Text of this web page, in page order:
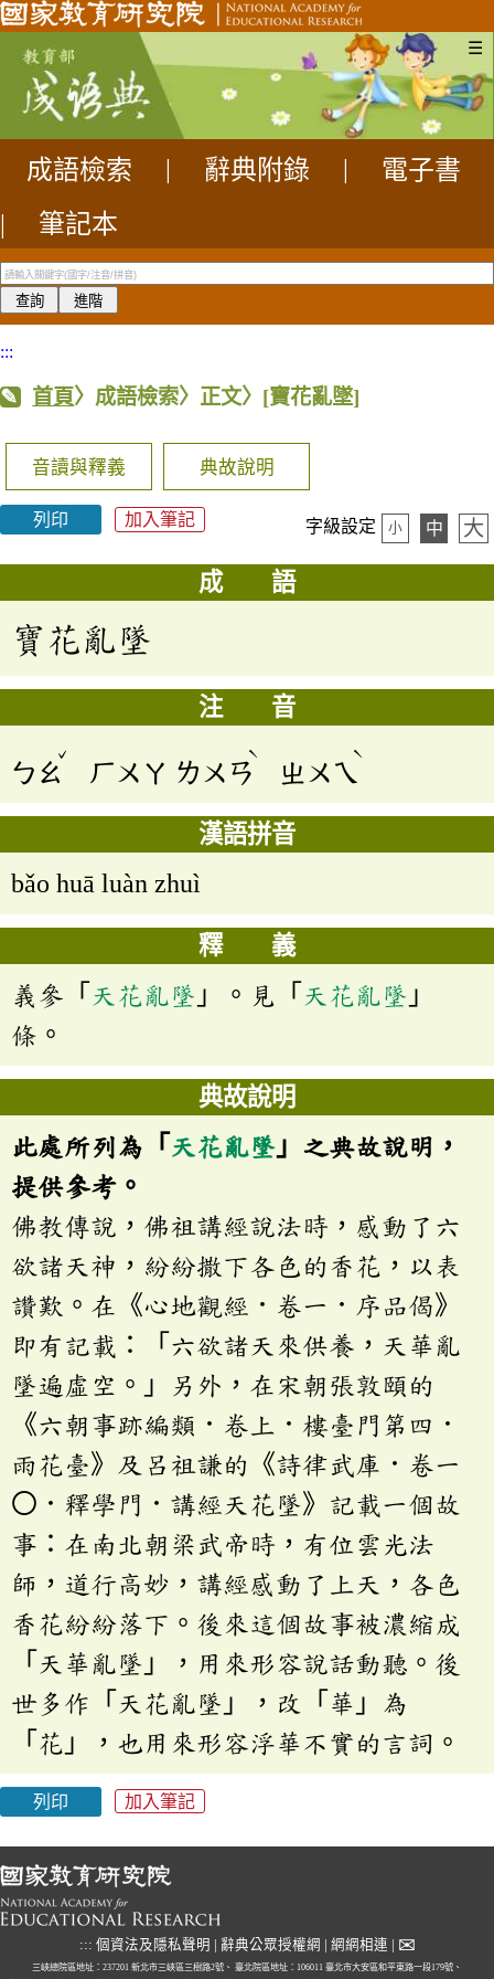
☰
成語檢索 辭典附錄
電子書
|
筆記本
:::
首頁〉成語檢索〉正文〉 [寶花亂墜]
音讀與釋義 典故說明
列印 加入筆記 字級設定 小 中 大
成 語
寶花亂墜
注 音
ㄅㄠ
ˇ
ㄏㄨㄚ ㄌㄨㄢ
ˋ
ㄓㄨㄟ
ˋ
漢語拼音
bǎo huā luàn zhuì
釋 義
義參「 天花亂墜 」。見「 天花亂墜 」
條。
典故說明
此處所列為「 天花亂墜 」之典故說明，
提供參考。
佛教傳說，佛祖講經說法時，感動了六
欲諸天神，紛紛撒下各色的香花，以表
讚歎。在《心地觀經．卷一．序品偈》
即有記載：「六欲諸天來供養，天華亂
墜遍虛空。」另外，在宋朝張敦頤的
《六朝事跡編類．卷上．樓臺門第四．
雨花臺》及呂祖謙的《詩律武庫．卷一
〇．釋學門．講經天花墜》記載一個故
事：在南北朝梁武帝時，有位雲光法
師，道行高妙，講經感動了上天，各色
香花紛紛落下。後來這個故事被濃縮成
「天華亂墜」，用來形容說話動聽。後
世多作「天花亂墜」，改「華」為
「花」，也用來形容浮華不實的言詞。
列印 加入筆記
::: 個資法及隱私聲明 辭典公眾授權網 網網相連 ✉
三峽總院區地址：237201 新北市三峽區三樹路2號、 臺北院區地址：106011 臺北市大安區和平東路一段179號、